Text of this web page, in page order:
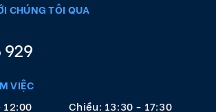
CHÚNG TÔI QUA
929
VIỆC
12:00
Chiều: 13:30 - 17:30